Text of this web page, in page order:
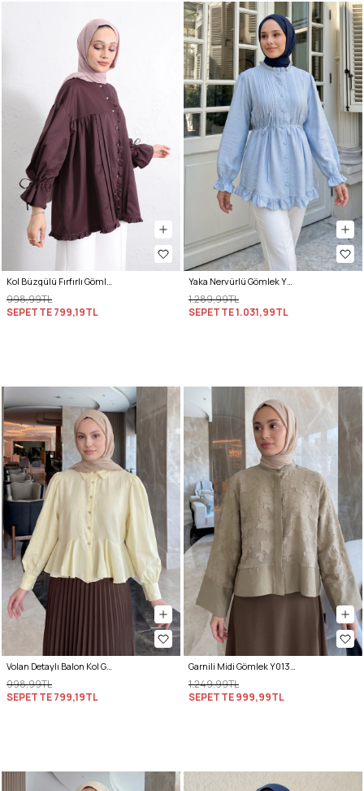
Kol Büzgülü Fırfırlı Gömlek Y0093 MÜRDÜM
998,99TL
SEPETTE799,19TL
Yaka Nervürlü Gömlek Y0109 - BEBE MAVİSİ
1.289,99TL
SEPETTE1.031,99TL
Volan Detaylı Balon Kol Gömlek Y0095 - SARI
998,99TL
SEPETTE799,19TL
Garnili Midi Gömlek Y0138 - AÇIK HAKİ
1.249,99TL
SEPETTE999,99TL